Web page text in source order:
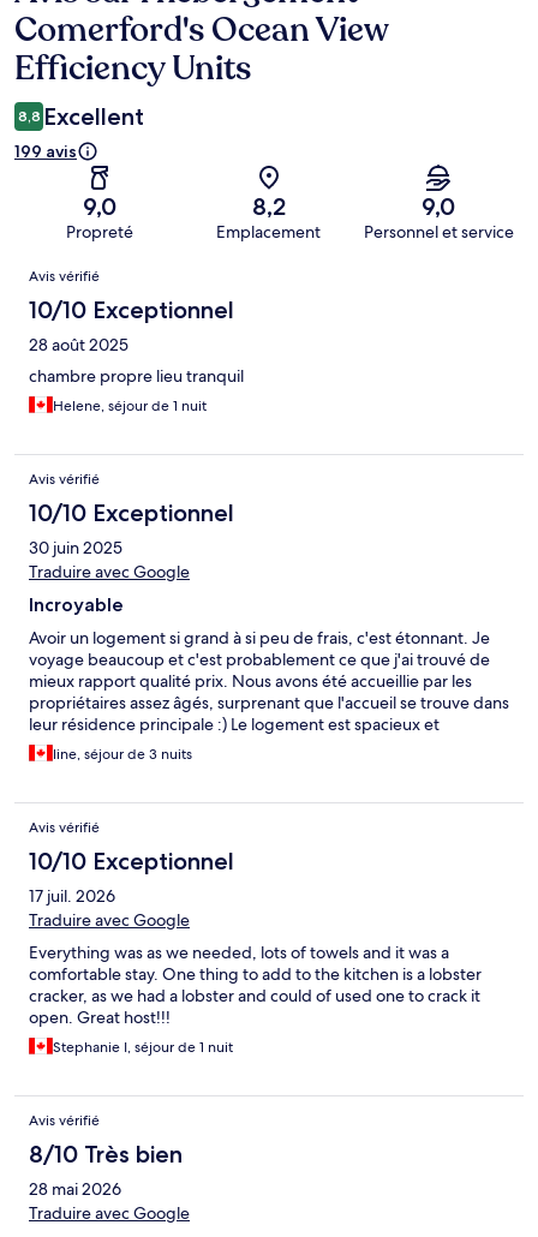
Comerford's Ocean View
Efficiency Units
8,8 Excellent
199 avis
9,0
Propreté
8,2
Emplacement
9,0
Personnel et service
Avis
Avis vérifié
10/10 Exceptionnel
28 août 2025
chambre propre lieu tranquil
Helene, séjour de 1 nuit
Avis vérifié
10/10 Exceptionnel
30 juin 2025
Traduire avec Google
Incroyable
Avoir un logement si grand à si peu de frais, c'est étonnant. Je
voyage beaucoup et c'est probablement ce que j'ai trouvé de
mieux rapport qualité prix. Nous avons été accueillie par les
propriétaires assez âgés, surprenant que l'accueil se trouve dans
leur résidence principale :) Le logement est spacieux et
comporte tout ce qui est nécessaire pour cuisiner. Le personnel
d'entretien est très sympathique. Situé sur une rue peu
parlent de mobilier vieux, je qualifierais plutôt d'ancien,
vintage... car tout est très propre. Les matelas sont très
confortables. Et pour ceux qui ont de la difficulté a trouvé
l'emplacement, entrer l'adresse plutôt que le point GPS.
J'oubliais, laveuse sécheuse dans le sous sol d'un de leur édifice,
super pratique. Nous visitons St John et Avalon, donc la situation
séjour.
line, séjour de 3 nuits
Avis vérifié
10/10 Exceptionnel
17 juil. 2026
Traduire avec Google
Everything was as we needed, lots of towels and it was a
comfortable stay. One thing to add to the kitchen is a lobster
cracker, as we had a lobster and could of used one to crack it
open. Great host!!!
Stephanie I, séjour de 1 nuit
Avis vérifié
8/10 Très bien
28 mai 2026
Traduire avec Google